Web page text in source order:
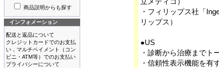
商品説明からも探す
インフォメーション
配送と返品について
クレジットカードでのお支払
い，マルチペイメント（コン
ビニ・ATM等）でのお支払い
プライバシーについて
・フィリップス社「
リップス）
●US
・診断から治療までト
・信頼性表示機能を有